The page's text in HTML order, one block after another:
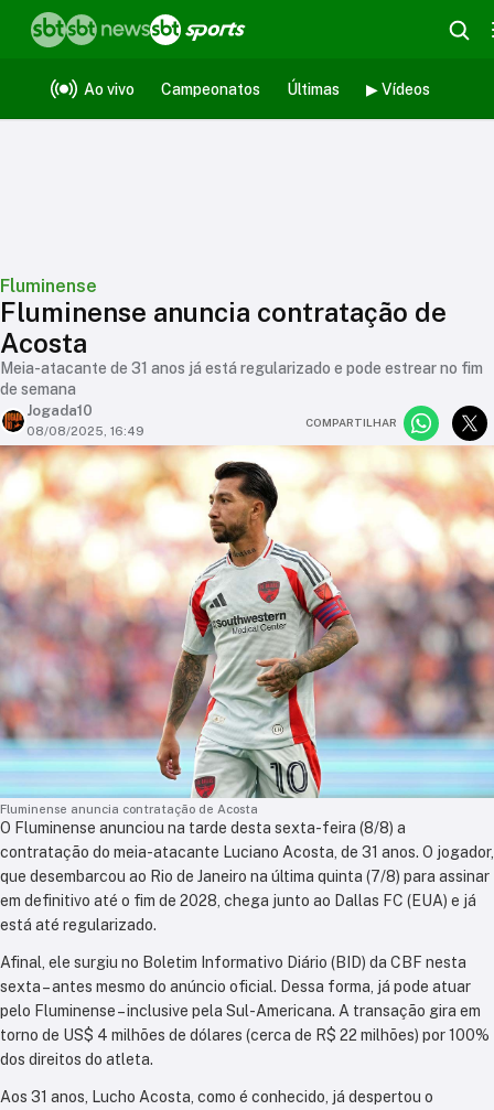
Ao vivo Campeonatos Últimas ▶ Vídeos
Fluminense
Fluminense anuncia contratação de
Acosta
Meia-atacante de 31 anos já está regularizado e pode estrear no fim
de semana
Jogada10
08/08/2025, 16:49
COMPARTILHAR
Fluminense anuncia contratação de Acosta
O Fluminense anunciou na tarde desta sexta-feira (8/8) a
contratação do meia-atacante Luciano Acosta, de 31 anos. O jogador,
que desembarcou ao Rio de Janeiro na última quinta (7/8) para assinar
em definitivo até o fim de 2028, chega junto ao Dallas FC (EUA) e já
está até regularizado.
Afinal, ele surgiu no Boletim Informativo Diário (BID) da CBF nesta
sexta – antes mesmo do anúncio oficial. Dessa forma, já pode atuar
pelo Fluminense – inclusive pela Sul-Americana. A transação gira em
torno de US$ 4 milhões de dólares (cerca de R$ 22 milhões) por 100%
dos direitos do atleta.
Aos 31 anos, Lucho Acosta, como é conhecido, já despertou o